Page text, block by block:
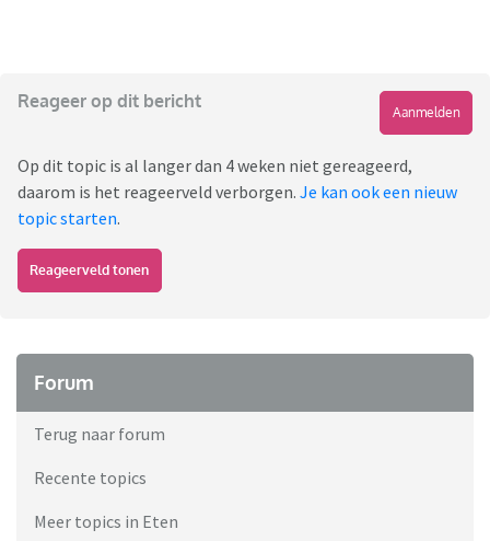
Reageer op dit bericht
Aanmelden
Op dit topic is al langer dan 4 weken niet gereageerd,
daarom is het reageerveld verborgen. Je kan ook een nieuw
topic starten.
Reageerveld tonen
Forum
Terug naar forum
Recente topics
Meer topics in Eten